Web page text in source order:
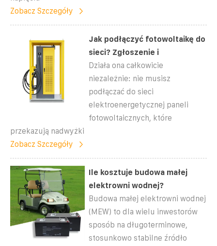
Zobacz Szczegóły
Jak podłączyć fotowoltaikę do
sieci? Zgłoszenie i
Działa ona całkowicie
niezależnie: nie musisz
podłączać do sieci
elektroenergetycznej paneli
fotowoltaicznych, które
przekazują nadwyżki
Zobacz Szczegóły
Ile kosztuje budowa małej
elektrowni wodnej?
Budowa małej elektrowni wodnej
(MEW) to dla wielu inwestorów
sposób na długoterminowe,
stosunkowo stabilne źródło